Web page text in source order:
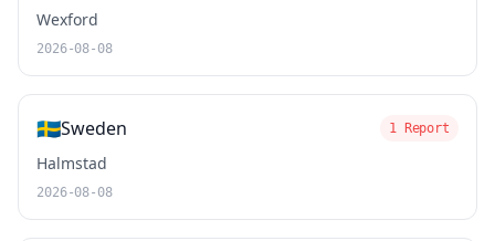
Wexford
2026-08-08
🇸🇪Sweden 1 Report
Halmstad
2026-08-08